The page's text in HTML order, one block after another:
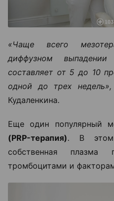
«Чаще всего
диффузном
составляет от 5 до 10
одной до трех
Кудаленкина.
Еще один популярный
(PRP-терапия). В этом
собственная плазма
тромбоцитами и